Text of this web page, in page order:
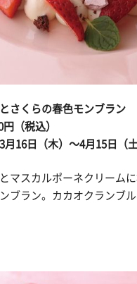
さくらの春色モンブラン
（税込）
月16日（木）～4月15日（土
マスカルポーネクリーム
ブラン。カカオクランブ